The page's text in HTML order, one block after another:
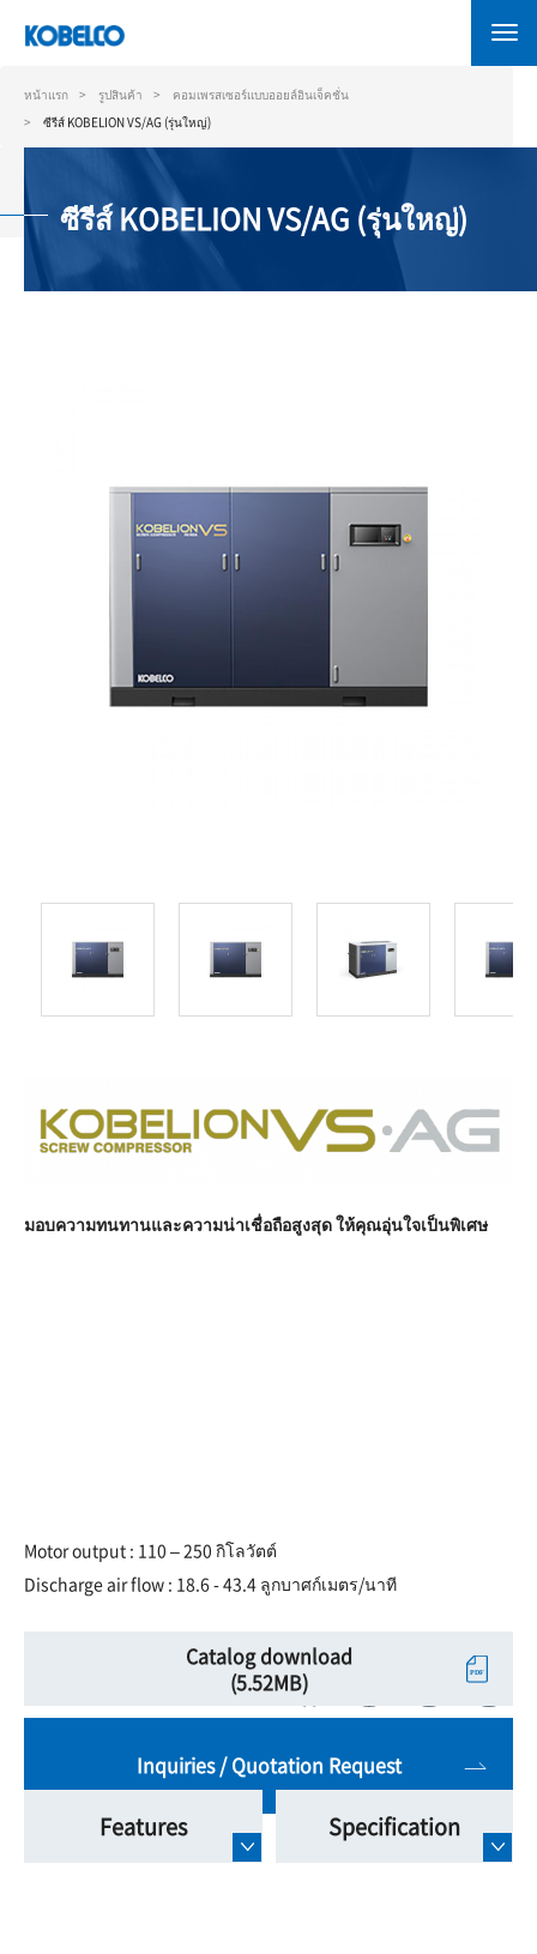
เนื้อหา
หลัก
หน้าแรก รูปสินค้า
คอมเพรสเซอร์แบบออยล์อินเจ็คชั่น
ซีรีส์ KOBELION VS/AG (รุ่นใหญ่)
ซีรีส์ KOBELION VS/AG (รุ่นใหญ่)
มอบความทนทานและความน่าเชื่อถือสูงสุด ให้คุณอุ่นใจเป็นพิเศษ
Motor output : 110 – 250 กิโลวัตต์
Discharge air flow : 18.6 - 43.4 ลูกบาศก์เมตร/นาที
Catalog download
(5.52MB)
Inquiries / Quotation Request
Features Specification